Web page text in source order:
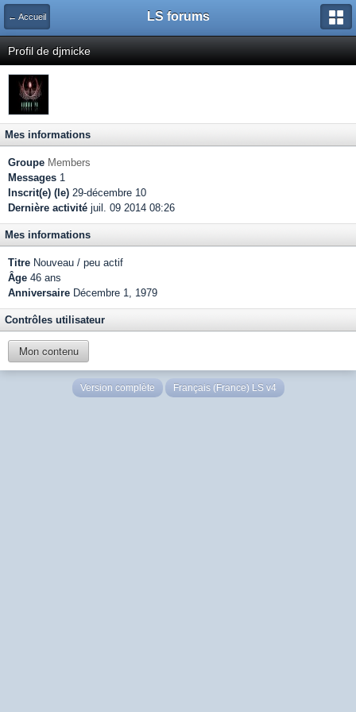
← Accueil LS forums
Profil de djmicke
Mes informations
Groupe Members
Messages 1
Inscrit(e) (le) 29-décembre 10
Dernière activité juil. 09 2014 08:26
Mes informations
Titre Nouveau / peu actif
Âge 46 ans
Anniversaire Décembre 1, 1979
Contrôles utilisateur
Mon contenu
Version complète Français (France) LS v4